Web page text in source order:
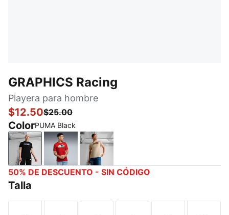
GRAPHICS Racing
Playera para hombre
$12.50$25.00
ColorPUMA Black
PUMA BlackRed Fire Alpine Snow
50% DE DESCUENTO - SIN CÓDIGO
Talla